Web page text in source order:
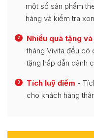
một số sản phẩm
hàng và kiểm tra
2 Nhiều quà tặng
tháng Vivita đều có
tặng hấp dẫn dành
3 Tích luỹ điểm -
cho khách hàng